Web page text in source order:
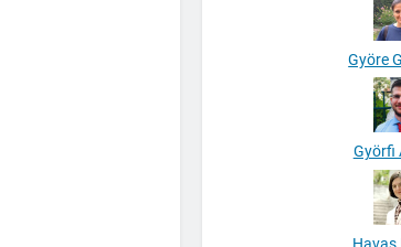
Györe
Györfi